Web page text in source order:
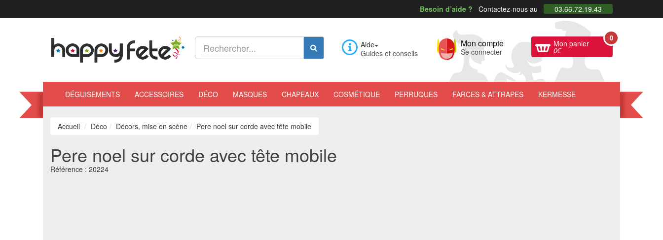
Besoin d’aide ? Contactez-nous au 03.66.72.19.43
Aide
Guides et conseils
Mon compte
Se connecter
Mon panier
0€
0
DÉGUISEMENTS ACCESSOIRES DÉCO MASQUES CHAPEAUX COSMÉTIQUE PERRUQUES FARCES & ATTRAPES KERMESSE
Accueil Déco Décors, mise en scène Pere noel sur corde avec tête mobile
Pere noel sur corde avec tête mobile
Référence : 20224